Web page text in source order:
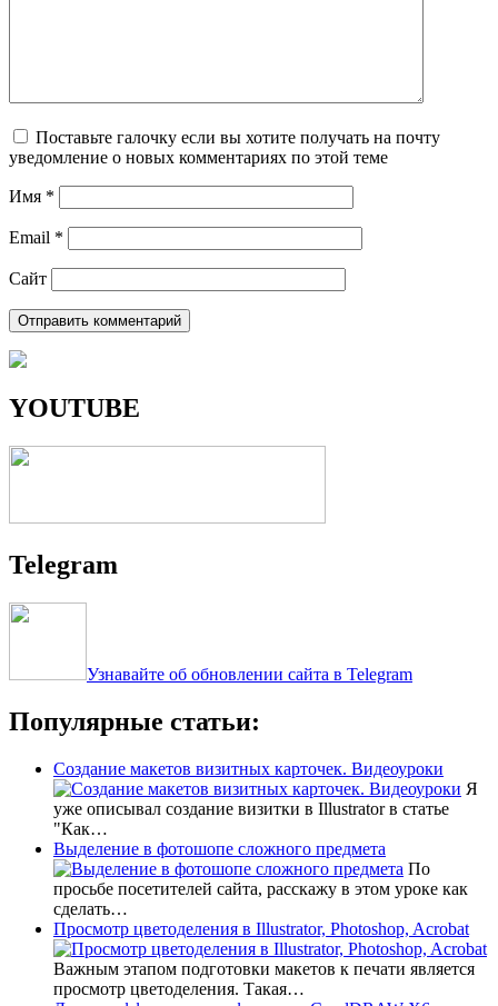
Поставьте галочку если вы хотите получать на почту
уведомление о новых комментариях по этой теме
Имя *
Email *
Сайт
YOUTUBE
Telegram
Узнавайте об обновлении сайта в Telegram
Популярные статьи:
Создание макетов визитных карточек. Видеоуроки
Я
уже описывал создание визитки в Illustrator в статье
"Как…
Выделение в фотошопе сложного предмета
По
просьбе посетителей сайта, расскажу в этом уроке как
сделать…
Просмотр цветоделения в Illustrator, Photoshop, Acrobat
Важным этапом подготовки макетов к печати является
просмотр цветоделения. Такая…